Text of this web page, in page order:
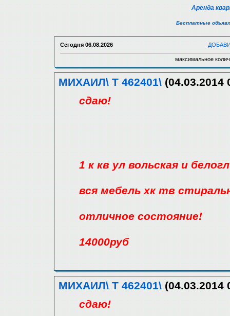
Аренда
Бесплатные
Сегодня 06.08.2026
максимальное
МИХАИЛ\ Т 462401\ (04.03.2014
сдаю!
1 к кв ул вольская и
вся мебель хк тв
отличное состояние!
14000руб
МИХАИЛ\ Т 462401\ (04.03.2014
сдаю!